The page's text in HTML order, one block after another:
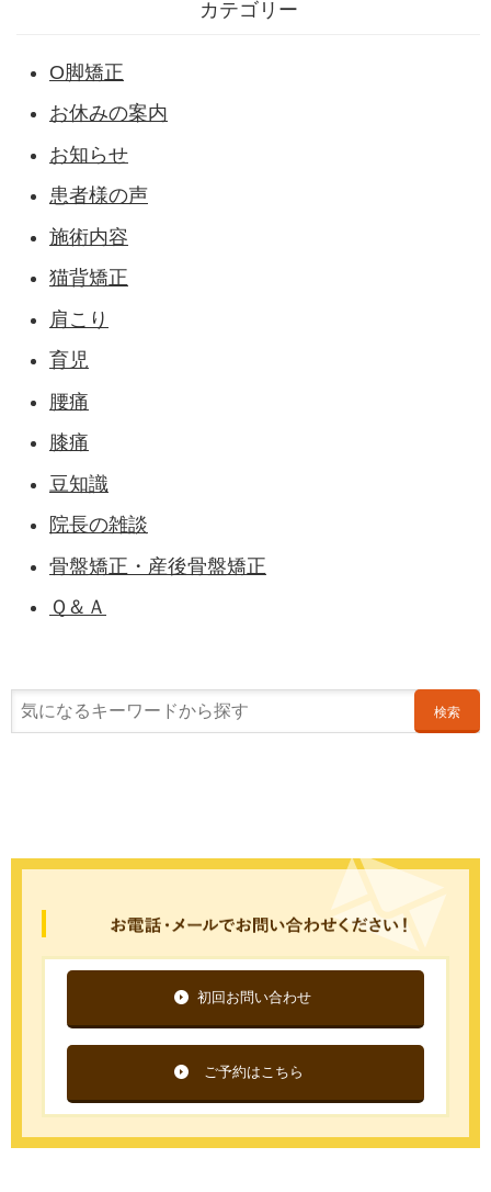
カテゴリー
O脚矯正
お休みの案内
お知らせ
患者様の声
施術内容
猫背矯正
肩こり
育児
腰痛
膝痛
豆知識
院長の雑談
骨盤矯正・産後骨盤矯正
Ｑ＆Ａ
検索
初回お問い合わせ
ご予約はこちら